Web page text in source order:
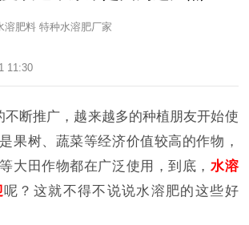
溶肥料 特种水溶肥厂家
11:30
不断推广，越来越多的种植朋友开始使
果树、蔬菜等经济价值较高的作物，
大田作物都在广泛使用，到底， 水溶
呢？这就不得不说说水溶肥的这些好